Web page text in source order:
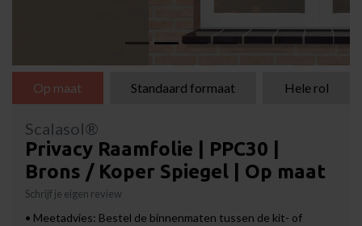
Op maat Standaard formaat Hele rol
Scalasol®
Privacy Raamfolie | PPC30 |
Brons / Koper Spiegel | Op maat
Schrijf je eigen review
• Meetadvies: Bestel de binnenmaten tussen de kit- of